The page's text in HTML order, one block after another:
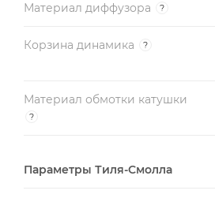
Материал диффузора ?
Корзина динамика ?
Материал обмотки катушки
?
Параметры Тиля-Смолла